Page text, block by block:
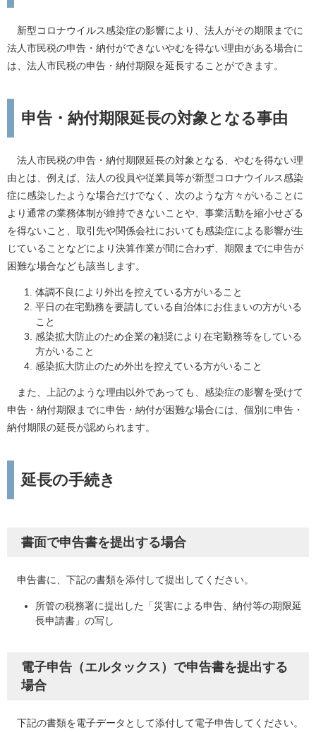
新型コロナウイルス感染症の影響により、法人がその期限までに
法人市民税の申告・納付ができないやむを得ない理由がある場合に
は、法人市民税の申告・納付期限を延長することができます。
申告・納付期限延長の対象となる事由
法人市民税の申告・納付期限延長の対象となる、やむを得ない理
由とは、例えば、法人の役員や従業員等が新型コロナウイルス感染
症に感染したような場合だけでなく、次のような方々がいることに
より通常の業務体制が維持できないことや、事業活動を縮小せざる
を得ないこと、取引先や関係会社においても感染症による影響が生
じていることなどにより決算作業が間に合わず、期限までに申告が
困難な場合なども該当します。
体調不良により外出を控えている方がいること
平日の在宅勤務を要請している自治体にお住まいの方がいる
こと
感染拡大防止のため企業の勧奨により在宅勤務等をしている
方がいること
感染拡大防止のため外出を控えている方がいること
また、上記のような理由以外であっても、感染症の影響を受けて
申告・納付期限までに申告・納付が困難な場合には、個別に申告・
納付期限の延長が認められます。
延長の手続き
書面で申告書を提出する場合
申告書に、下記の書類を添付して提出してください。
所管の税務署に提出した「災害による申告、納付等の期限延
長申請書」の写し
電子申告（エルタックス）で申告書を提出する
場合
下記の書類を電子データとして添付して電子申告してください。